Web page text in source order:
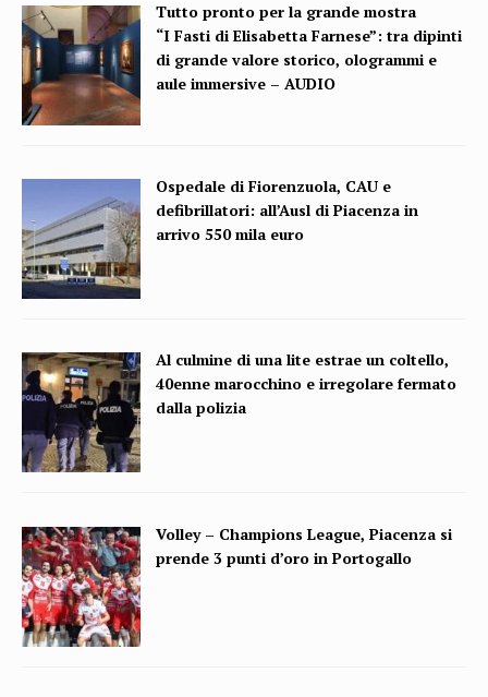
Tutto pronto per la grande mostra
“I Fasti di Elisabetta Farnese”: tra dipinti
di grande valore storico, ologrammi e
aule immersive – AUDIO
Ospedale di Fiorenzuola, CAU e
defibrillatori: all’Ausl di Piacenza in
arrivo 550 mila euro
Al culmine di una lite estrae un coltello,
40enne marocchino e irregolare fermato
dalla polizia
Volley – Champions League, Piacenza si
prende 3 punti d’oro in Portogallo